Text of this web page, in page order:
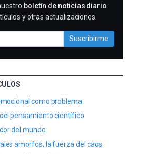
boletín de noticias diario
y otras actualizaciones.
Suscribirme
como problema
del pensamiento científico
del mundo
amorfos, la fuerza del caos